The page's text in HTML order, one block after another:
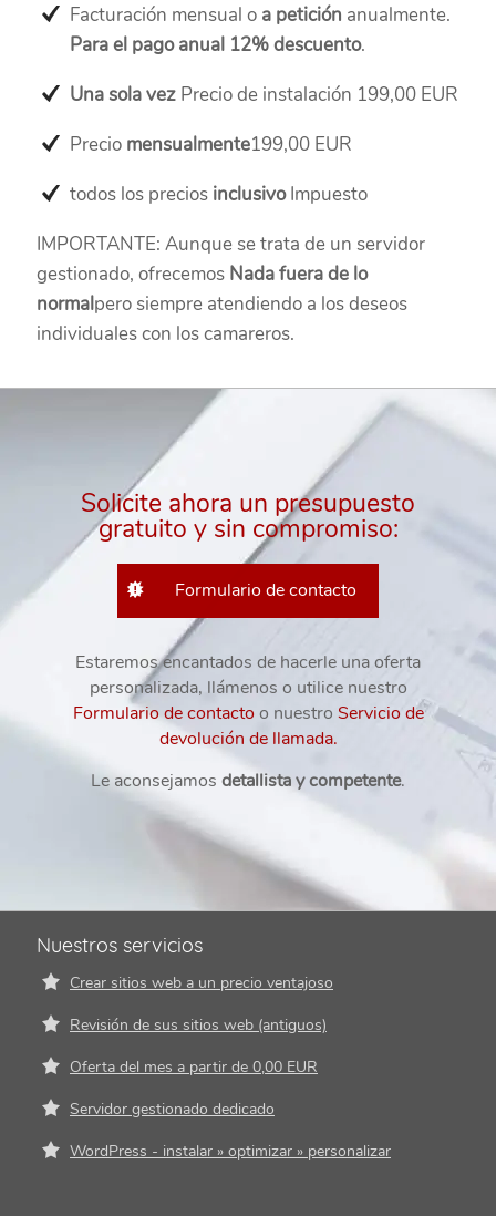
Facturación mensual o a petición anualmente.
Para el pago anual 12% descuento.
Una sola vez Precio de instalación 199,00 EUR
Precio mensualmente199,00 EUR
todos los precios inclusivoImpuesto
IMPORTANTE: Aunque se trata de un servidor
gestionado, ofrecemos Nada fuera de lo
normalpero siempre atendiendo a los deseos
individuales con los camareros.
Solicite ahora un presupuesto
gratuito y sin compromiso:
Formulario de contacto
Estaremos encantados de hacerle una oferta
personalizada, llámenos o utilice nuestro
Formulario de contacto o nuestro Servicio de
devolución de llamada.
Le aconsejamos detallista y competente.
Nuestros servicios
Crear sitios web a un precio ventajoso
Revisión de sus sitios web (antiguos)
Oferta del mes a partir de 0,00 EUR
Servidor gestionado dedicado
WordPress - instalar » optimizar » personalizar